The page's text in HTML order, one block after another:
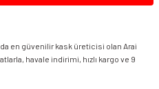
en güvenilir kask üreticisi olan Arai
havale indirimi, hızlı kargo ve 9